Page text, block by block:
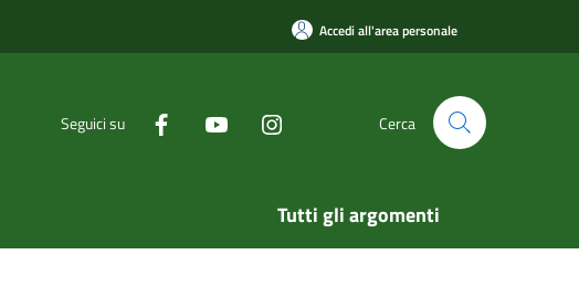
Accedi all'area personale
Seguici su Cerca
Tutti gli argomenti